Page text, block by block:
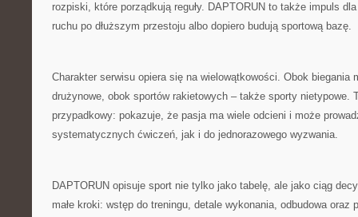
rozpiski, które porządkują reguły. DAPTORUN to także impuls
ruchu po dłuższym przestoju albo dopiero budują sportową bazę.
Charakter serwisu opiera się na wielowątkowości. Obok biegania
drużynowe, obok sportów rakietowych – także sporty nietypowe.
przypadkowy: pokazuje, że pasja ma wiele odcieni i może
systematycznych ćwiczeń, jak i do jednorazowego wyzwania.
DAPTORUN opisuje sport nie tylko jako tabelę, ale jako ciąg
małe kroki: wstęp do treningu, detale wykonania, odbudowa oraz